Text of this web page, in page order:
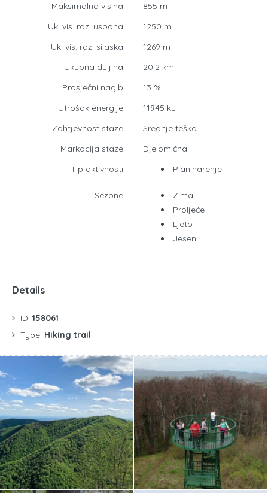
Maksimalna visina:
855 m
Uk. vis. raz. uspona:
1250 m
Uk. vis. raz. silaska:
1269 m
Ukupna duljina:
20.2 km
Prosječni nagib:
13 %
Utrošak energije:
11945 kJ
Zahtjevnost staze:
Srednje teška
Markacija staze:
Djelomična
Tip aktivnosti:
Planinarenje
Sezone:
Zima
Proljeće
Ljeto
Jesen
Details
ID: 158061
Type: Hiking trail